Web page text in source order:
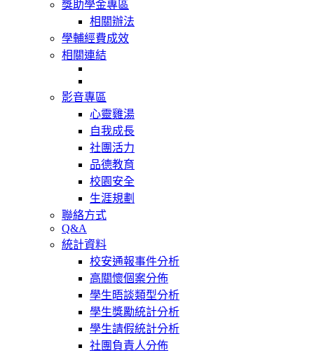
獎助學金專區
相關辦法
學輔經費成效
相關連結
影音專區
心靈雞湯
自我成長
社團活力
品德教育
校園安全
生涯規劃
聯絡方式
Q&A
統計資料
校安通報事件分析
高關懷個案分佈
學生晤談類型分析
學生獎勵統計分析
學生請假統計分析
社團負責人分佈